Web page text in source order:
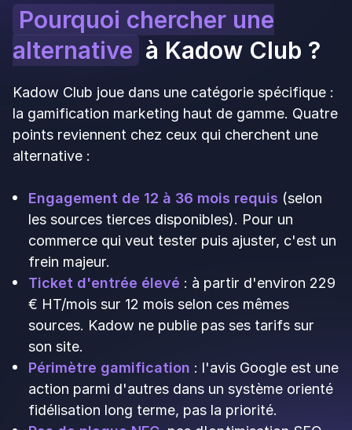
Kadow Club (édité par Toot Sweet SAS, Paris)
gamification marketing : « Boost your reviews,
socials & repeat visits with fun games. » Selon les
sources disponibles : 2 000+ adhérents et 1
million de joueurs par mois.
Fonctionnalités clés :
Catalogue de jeux parmi les plus profonds du
marché : roue de la fortune, machine à sous,
dés magiques, cartes mystère, jeu du fakir,
board game.